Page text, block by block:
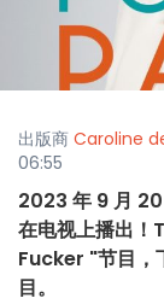
出版商 Caroline
06:55
2023 年 9 月
在电视上播出
Fucker "节目
目。